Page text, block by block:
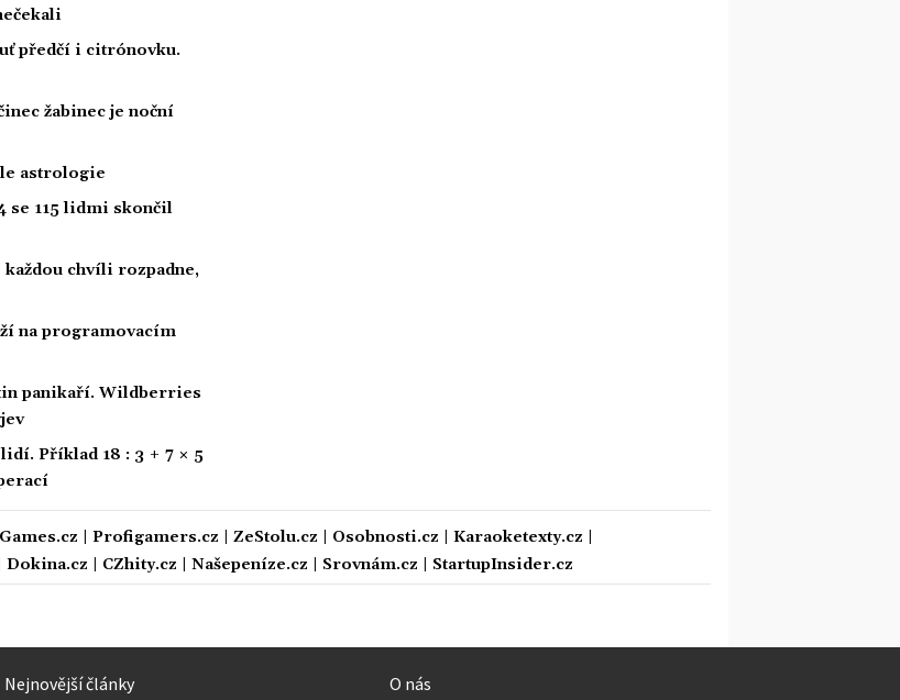
předčí i citrónovku.
žabinec je noční
astrologie
se 115 lidmi skončil
každou chvíli rozpadne,
na programovacím
panikaří. Wildberries
Příklad 18 : 3 + 7 × 5
Games.cz Profigamers.cz ZeStolu.cz Osobnosti.cz Karaoketexty.cz
Dokina.cz CZhity.cz Našepeníze.cz Srovnám.cz StartupInsider.cz
Nejnovější články O nás